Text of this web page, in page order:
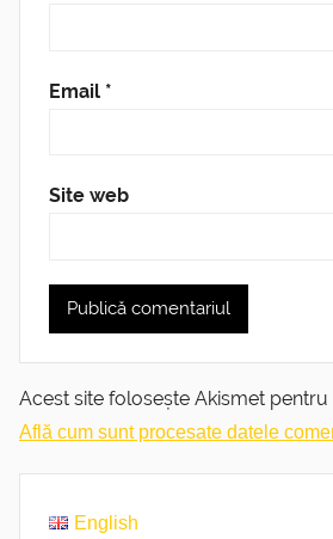
Email *
Site web
Acest site folosește Akismet
Află cum sunt procesate datele
English